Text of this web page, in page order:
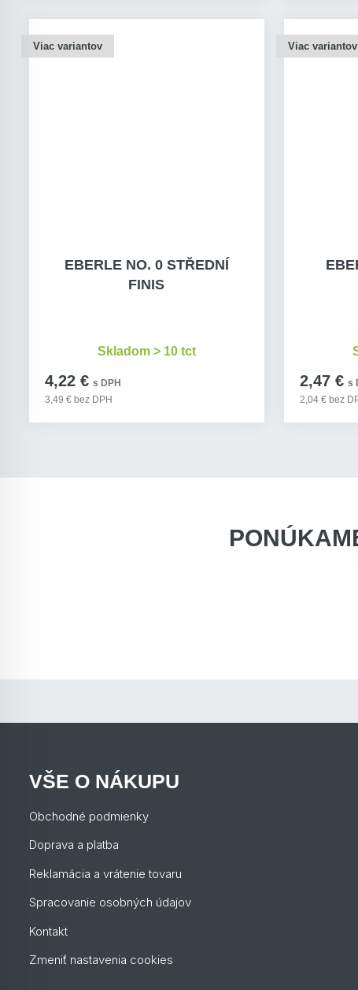
Viac variantov
EBERLE NO. 0 STŘEDNÍ
FINIS
4,22 € s DPH
3,49 € bez DPH
Skladom > 10 tct
Viac variantov
2,47 € s
2,04 € bez
VŠE O NÁKUPU
Obchodné podmienky
Doprava a platba
Reklamácia a vrátenie tovaru
Spracovanie osobných údajov
Kontakt
Zmeniť nastavenia cookies